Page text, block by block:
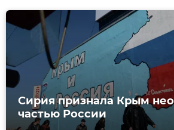
Сирия признала Крым
частью России